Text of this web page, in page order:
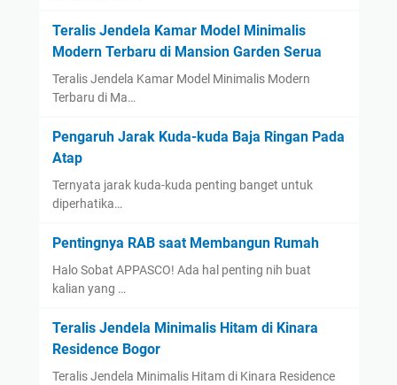
Teralis Jendela Kamar Model Minimalis
Modern Terbaru di Mansion Garden Serua
Teralis Jendela Kamar Model Minimalis Modern
Terbaru di Ma…
Pengaruh Jarak Kuda-kuda Baja Ringan Pada
Atap
Ternyata jarak kuda-kuda penting banget untuk
diperhatika…
Pentingnya RAB saat Membangun Rumah
Halo Sobat APPASCO! Ada hal penting nih buat
kalian yang …
Teralis Jendela Minimalis Hitam di Kinara
Residence Bogor
Teralis Jendela Minimalis Hitam di Kinara Residence